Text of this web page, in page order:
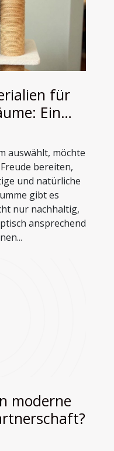
für
Ein
auswählt, möchte
bereiten,
und natürliche
gibt es
nur nachhaltig,
ansprechend
moderne